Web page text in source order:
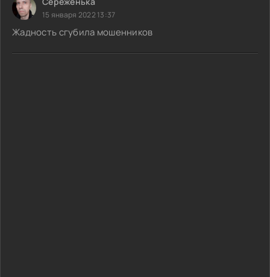
15 января 2022 13:37
Жадность сгубила мошенников